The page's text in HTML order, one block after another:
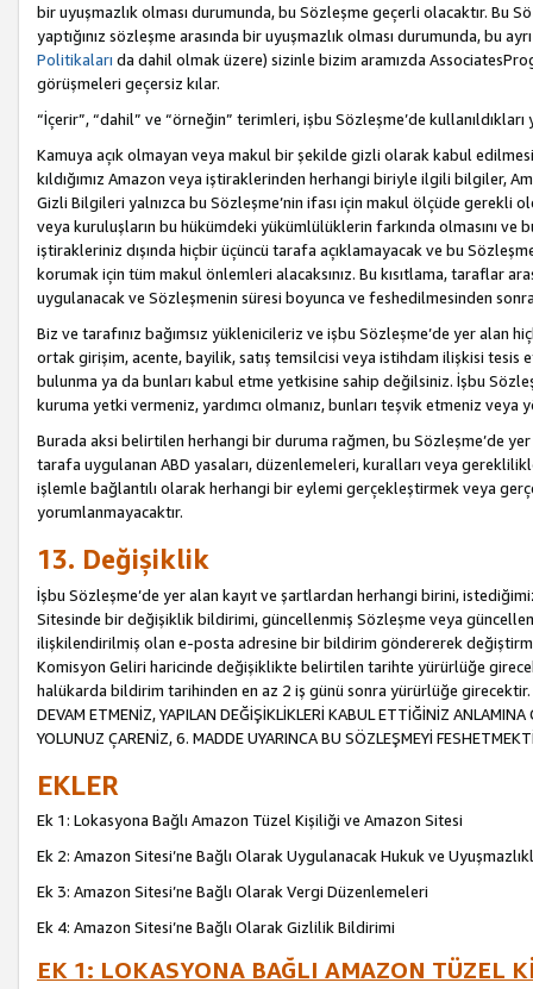
bir uyuşmazlık olması durumunda, bu Sözleşme geçerli olacaktır. Bu
yaptığınız sözleşme arasında bir uyuşmazlık olması durumunda, bu
Politikaları da dahil olmak üzere) sizinle bizim aramızda
görüşmeleri geçersiz kılar.
“İçerir”, “dahil” ve “örneğin” terimleri, işbu Sözleşme’de
Kamuya açık olmayan veya makul bir şekilde gizli olarak kabul
kıldığımız Amazon veya iştiraklerinden herhangi biriyle ilgili bilgiler,
Gizli Bilgileri yalnızca bu Sözleşme’nin ifası için makul ölçüde gerekli
veya kuruluşların bu hükümdeki yükümlülüklerin farkında olmasını ve
iştirakleriniz dışında hiçbir üçüncü tarafa açıklamayacak ve bu
korumak için tüm makul önlemleri alacaksınız. Bu kısıtlama, taraflar
uygulanacak ve Sözleşmenin süresi boyunca ve feshedilmesinden
Biz ve tarafınız bağımsız yüklenicileriz ve işbu Sözleşme’de yer alan
ortak girişim, acente, bayilik, satış temsilcisi veya istihdam ilişkisi
bulunma ya da bunları kabul etme yetkisine sahip değilsiniz. İşbu
kuruma yetki vermeniz, yardımcı olmanız, bunları teşvik etmeniz
Burada aksi belirtilen herhangi bir duruma rağmen, bu Sözleşme’de
tarafa uygulanan ABD yasaları, düzenlemeleri, kuralları veya
işlemle bağlantılı olarak herhangi bir eylemi gerçekleştirmek veya
yorumlanmayacaktır.
13. Değişiklik
İşbu Sözleşme’de yer alan kayıt ve şartlardan herhangi birini,
Sitesinde bir değişiklik bildirimi, güncellenmiş Sözleşme veya
ilişkilendirilmiş olan e-posta adresine bir bildirim göndererek
Komisyon Geliri haricinde değişiklikte belirtilen tarihte yürürlüğe
halükarda bildirim tarihinden en az 2 iş günü sonra yürürlüğe girecektir.
DEVAM ETMENİZ, YAPILAN DEĞİŞİKLİKLERİ KABUL ETTİĞİNİZ
YOLUNUZ ÇARENİZ, 6. MADDE UYARINCA BU SÖZLEŞMEYİ
EKLER
Ek 1: Lokasyona Bağlı Amazon Tüzel Kişiliği ve Amazon Sitesi
Ek 2: Amazon Sitesi’ne Bağlı Olarak Uygulanacak Hukuk ve
Ek 3: Amazon Sitesi’ne Bağlı Olarak Vergi Düzenlemeleri
Ek 4: Amazon Sitesi’ne Bağlı Olarak Gizlilik Bildirimi
EK 1: LOKASYONA BAĞLI AMAZON TÜZEL